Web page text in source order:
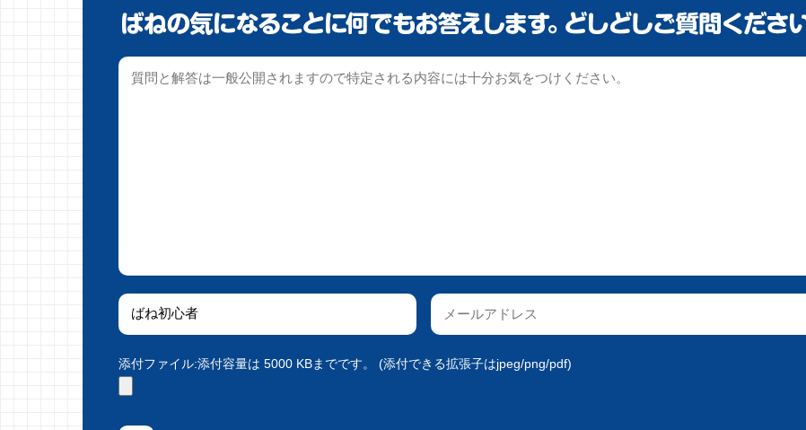
添付ファイル:添付容量は 5000 KBまでです。 (添付できる拡張子はjpeg/png/pdf)